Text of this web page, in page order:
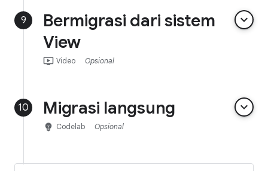
9
Bermigrasi dari sistem
View
keyboard_arrow_down
ondemand_video Video Opsional
10 Migrasi langsung keyboard_arrow_down
emoji_objects Codelab Opsional